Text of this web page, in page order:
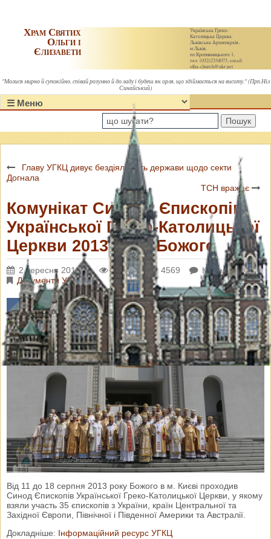
Українська Греко-
Католицька Церква.
Львівська Архиєпархія,
м.Львів,
пл.Кропивницького 1,
тел. (032)2334073, email:
olha-church@ukr.net
Храм Святих
Ольги і
Єлизавети
"Молися мирно й супокійно, співай розумно й до ладу і будеш як орля, що здіймається на висоту." (Прп.Ніл
Синайський)
Пошук
Главу УГКЦ дивує бездіяльність держави щодо секти
Догнала
ТСН вражає
Комунікат Синоду Єпископів
Української Греко-Католицької
Церкви 2013 року Божого
2 вересня 2013 р. Переглядів: 4569
Коментарі: 0
Документи УГКЦ
Від 11 до 18 cерпня 2013 року Божого в м. Києві проходив
Синод Єпископів Української Греко-Католицької Церкви, у якому
взяли участь 35 єпископів з України, країн Центральної та
Західної Європи, Пiвнiчної і Пiвденної Америки та Австралiї.
Докладніше: Інформаційний ресурс УГКЦ